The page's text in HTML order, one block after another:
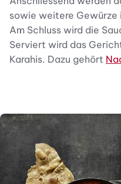
sowie weitere Gewürze
Am Schluss wird die
Serviert wird das
Karahis. Dazu gehört